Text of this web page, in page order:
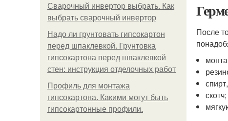
Сварочный инвертор выбрать. Как
выбрать сварочный инвертор
Надо ли грунтовать гипсокартон
перед шпаклевкой. Грунтовка
гипсокартона перед шпаклевкой
стен: инструкция отделочных работ
Профиль для монтажа
гипсокартона. Какими могут быть
гипсокартонные профили.
После
скотч;